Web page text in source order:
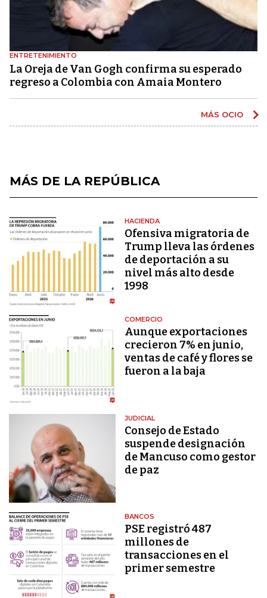
ENTRETENIMIENTO
La Oreja de Van Gogh confirma su esperado
regreso a Colombia con Amaia Montero
MÁS OCIO
MÁS DE LA REPÚBLICA
HACIENDA
Ofensiva migratoria de
Trump lleva las órdenes
de deportación a su
nivel más alto desde
1998
COMERCIO
Aunque exportaciones
crecieron 7% en junio,
ventas de café y flores se
fueron a la baja
JUDICIAL
Consejo de Estado
suspende designación
de Mancuso como gestor
de paz
BANCOS
PSE registró 487
millones de
transacciones en el
primer semestre